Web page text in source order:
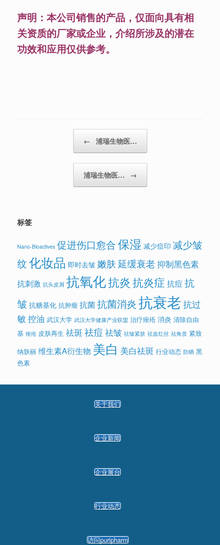
声明：本公司销售的产品，仅面向具有相
关资质的厂家或企业，介绍所涉及的潜在
功效和应用仅供参考。
← 浦瑞生物医…
浦瑞生物医… →
标签
Nano-Bioactives 促进伤口愈合保湿 减少痘印 减少皱
纹化妆品 即时去皱嫩肤延缓衰老抑制黑色素
抗刺激 抗头皮屑 抗氧化抗炎抗炎症 抗痘 抗
皱 抗糖基化 抗肿瘤 抗菌抗菌消炎 抗衰老 抗过
敏 控油 武汉大学 武汉大学健康产业联盟 治疗痤疮 消炎 清除自由
基 痤疮 皮肤再生 祛斑 祛痘 祛皱 祛皱紧肤 祛血红丝 祛角质 紧致
纳肤丽 维生素A衍生物 美白 美白祛斑 行业动态 防晒 黑
色素
关于我们
企业新闻
企业展台
行业动态
访问puripharm